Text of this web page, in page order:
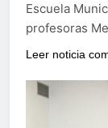
Escuela
profesoras
Leer noticia